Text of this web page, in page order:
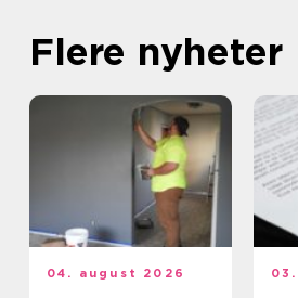
Flere nyheter
04. august 2026